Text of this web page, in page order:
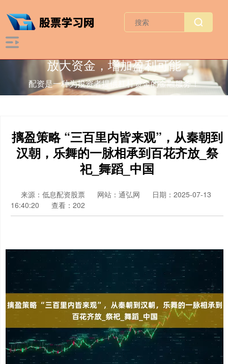
放大资金，增加盈利可能
配资是一种为投资者提供杠杆资金的金融服务！
摛盈策略 “三百里内皆来观”，从秦朝到
汉朝，乐舞的一脉相承到百花齐放_祭
祀_舞蹈_中国
来源：低息配资股票 网站：通弘网
日期：2025-07-13
16:40:20
查看：202